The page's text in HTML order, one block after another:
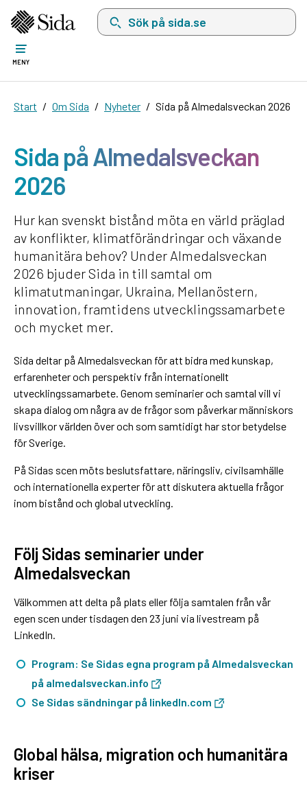
Sök på sida.se, sökförslag kommer att visas
MENY
Start Om Sida Nyheter Sida på Almedalsveckan 2026
Sida på Almedalsveckan
2026
Hur kan svenskt bistånd möta en värld präglad
av konflikter, klimatförändringar och växande
humanitära behov? Under Almedalsveckan
2026 bjuder Sida in till samtal om
klimatutmaningar, Ukraina, Mellanöstern,
innovation, framtidens utvecklingssamarbete
och mycket mer.
Sida deltar på Almedalsveckan för att bidra med kunskap,
erfarenheter och perspektiv från internationellt
utvecklingssamarbete. Genom seminarier och samtal vill vi
skapa dialog om några av de frågor som påverkar människors
livsvillkor världen över och som samtidigt har stor betydelse
för Sverige.
På Sidas scen möts beslutsfattare, näringsliv, civilsamhälle
och internationella experter för att diskutera aktuella frågor
inom bistånd och global utveckling.
Följ Sidas seminarier under
Almedalsveckan
Välkommen att delta på plats eller följa samtalen från vår
egen scen under tisdagen den 23 juni via livestream på
LinkedIn.
Program: Se Sidas egna program på Almedalsveckan
på almedalsveckan.info
Se Sidas sändningar på linkedIn.com
Global hälsa, migration och humanitära
kriser